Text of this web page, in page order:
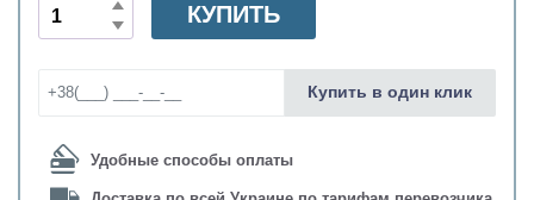
Удобные способы оплаты
КУПИТЬ
Купить в один клик